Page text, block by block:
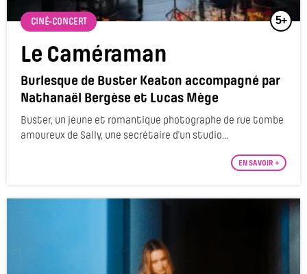
5+
CINÉ-CONCERT
Le Caméraman
Burlesque de Buster Keaton accompagné par
Nathanaël Bergèse et Lucas Mège
Buster, un jeune et romantique photographe de rue tombe
amoureux de Sally, une secrétaire d’un studio...
EN SAVOIR +